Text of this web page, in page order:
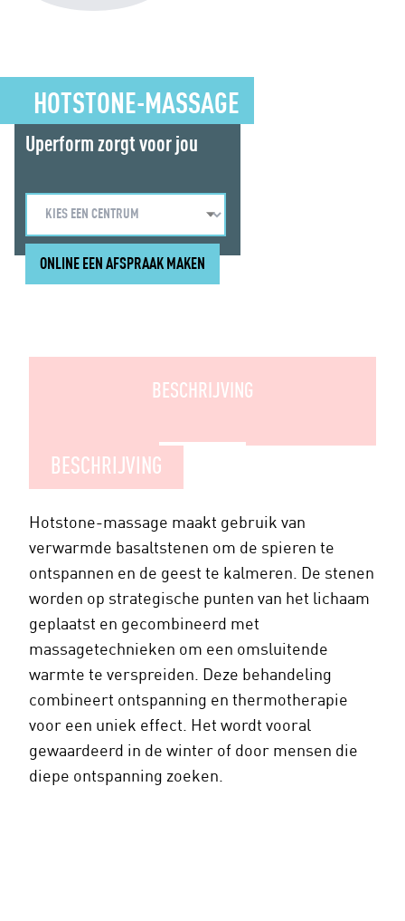
HOTSTONE-MASSAGE
Uperform zorgt voor jou
ONLINE EEN AFSPRAAK MAKEN
BESCHRIJVING
BESCHRIJVING
Hotstone-massage maakt gebruik van
verwarmde basaltstenen om de spieren te
ontspannen en de geest te kalmeren. De stenen
worden op strategische punten van het lichaam
geplaatst en gecombineerd met
massagetechnieken om een omsluitende
warmte te verspreiden. Deze behandeling
combineert ontspanning en thermotherapie
voor een uniek effect. Het wordt vooral
gewaardeerd in de winter of door mensen die
diepe ontspanning zoeken.